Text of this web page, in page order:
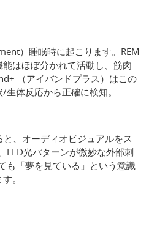
）睡眠時に起こります。REM
はほぼ分かれて活動し、筋肉
（アイバンドプラス）はこの
体反応から正確に検知。
、オーディオビジュアルをス
LED光パターンが微妙な外部刺
も「夢を見ている」という意識
。